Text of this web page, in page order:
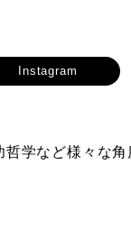
Instagram
学など様々な角